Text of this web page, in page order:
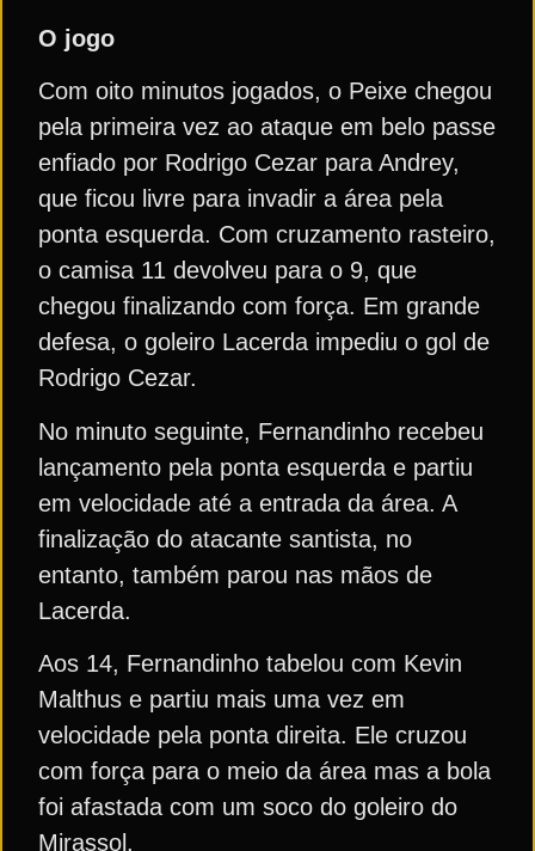
O jogo
Com oito minutos jogados, o Peixe chegou
pela primeira vez ao ataque em belo passe
enfiado por Rodrigo Cezar para Andrey,
que ficou livre para invadir a área pela
ponta esquerda. Com cruzamento rasteiro,
o camisa 11 devolveu para o 9, que
chegou finalizando com força. Em grande
defesa, o goleiro Lacerda impediu o gol de
Rodrigo Cezar.
No minuto seguinte, Fernandinho recebeu
lançamento pela ponta esquerda e partiu
em velocidade até a entrada da área. A
finalização do atacante santista, no
entanto, também parou nas mãos de
Lacerda.
Aos 14, Fernandinho tabelou com Kevin
Malthus e partiu mais uma vez em
velocidade pela ponta direita. Ele cruzou
com força para o meio da área mas a bola
foi afastada com um soco do goleiro do
Mirassol.